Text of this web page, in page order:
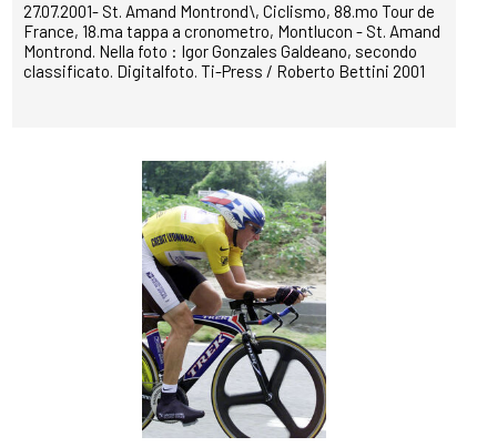
27.07.2001- St. Amand Montrond\, Ciclismo, 88.mo Tour de
France, 18.ma tappa a cronometro, Montlucon - St. Amand
Montrond. Nella foto : Igor Gonzales Galdeano, secondo
classificato. Digitalfoto. Ti-Press / Roberto Bettini 2001